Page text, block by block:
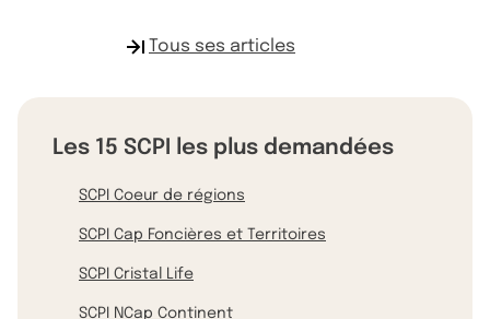
Tous ses articles
Les 15 SCPI les plus demandées
SCPI Coeur de régions
SCPI Cap Foncières et Territoires
SCPI Cristal Life
SCPI NCap Continent